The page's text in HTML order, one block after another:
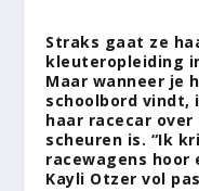
Straks gaat ze
kleuteropleiding
Maar wanneer je
schoolbord vindt,
haar racecar
scheuren is. “Ik
racewagens hoor
Kayli Otzer vol